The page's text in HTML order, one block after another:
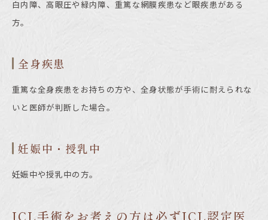
白内障、高眼圧や緑内障、重篤な網膜疾患など眼疾患がある
方。
全身疾患
重篤な全身疾患をお持ちの方や、全身状態が手術に耐えられな
いと医師が判断した場合。
妊娠中・授乳中
妊娠中や授乳中の方。
ICL手術をお考えの方は必ずICL認定医